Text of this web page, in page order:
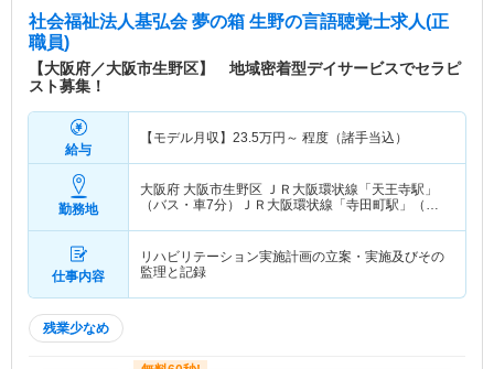
社会福祉法人基弘会 夢の箱 生野の言語聴覚士求人(正
職員)
【大阪府／大阪市生野区】 地域密着型デイサービスでセラピ
スト募集！
給与
【モデル月収】 23.5万円～ 程度（諸手当込）
勤務地
大阪府 大阪市生野区 ＪＲ大阪環状線「天王寺駅」
（バス・車7分）ＪＲ大阪環状線「寺田町駅」（徒
仕事内容
リハビリテーション実施計画の立案・実施及びその
監理と記録
残業少なめ